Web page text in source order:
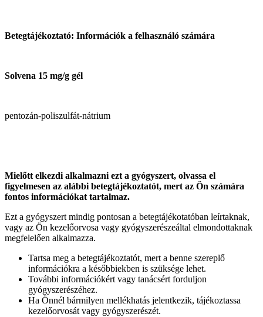
Betegtájékoztató: Információk a felhasználó számára
Solvena 15 mg/g gél
pentozán-poliszulfát-nátrium
Mielőtt elkezdi alkalmazni ezt a gyógyszert, olvassa el
figyelmesen az alábbi betegtájékoztatót, mert az Ön számára
fontos információkat tartalmaz.
Ezt a gyógyszert mindig pontosan a betegtájékotatóban leírtaknak,
vagy az Ön kezelőorvosa vagy gyógyszerészeáltal elmondottaknak
megfelelően alkalmazza.
Tartsa meg a betegtájékoztatót, mert a benne szereplő
információkra a későbbiekben is szüksége lehet.
További információkért vagy tanácsért forduljon
gyógyszerészéhez.
Ha Önnél bármilyen mellékhatás jelentkezik, tájékoztassa
kezelőorvosát vagy gyógyszerészét.